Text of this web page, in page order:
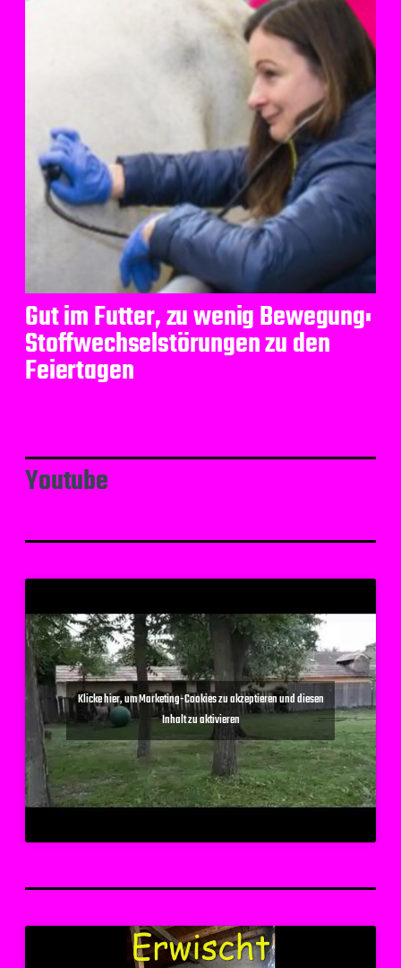
Gut im Futter, zu wenig Bewegung:
Stoffwechselstörungen zu den
Feiertagen
Youtube
Klicke hier, um Marketing-Cookies zu akzeptieren und diesen
Inhalt zu aktivieren